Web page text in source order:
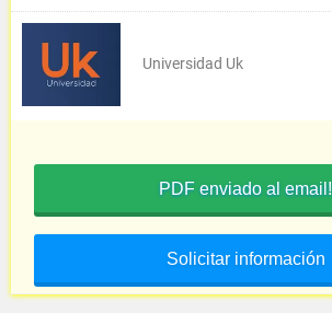
Universidad Uk
PDF enviado al email!
Solicitar información